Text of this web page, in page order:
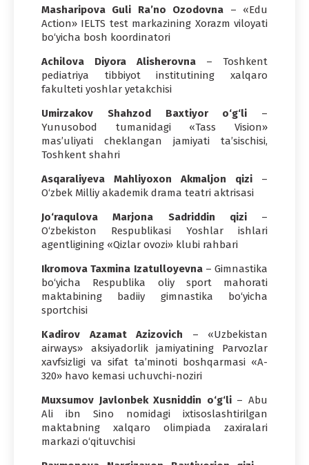
Masharipova Guli Ra’no Ozodovna – «Edu
Action» IELTS test markazining Xorazm viloyati
bo‘yicha bosh koordinatori
Achilova Diyora Alisherovna – Toshkent
pediatriya tibbiyot institutining xalqaro
fakulteti yoshlar yetakchisi
Umirzakov Shahzod Baxtiyor o‘g‘li –
Yunusobod tumanidagi «Tass Vision»
mas’uliyati cheklangan jamiyati ta’sischisi,
Toshkent shahri
Asqaraliyeva Mahliyoxon Akmaljon qizi –
O‘zbek Milliy akademik drama teatri aktrisasi
Jo‘raqulova Marjona Sadriddin qizi–
O‘zbekiston Respublikasi Yoshlar ishlari
agentligining «Qizlar ovozi» klubi rahbari
Ikromova Taxmina Izatulloyevna– Gimnastika
bo‘yicha Respublika oliy sport mahorati
maktabining badiiy gimnastika bo‘yicha
sportchisi
Kadirov Azamat Azizovich – «Uzbekistan
airways» aksiyadorlik jamiyatining Parvozlar
xavfsizligi va sifat ta’minoti boshqarmasi «A-
320» havo kemasi uchuvchi-noziri
Muxsumov Javlonbek Xusniddin o‘g‘li– Abu
Ali ibn Sino nomidagi ixtisoslashtirilgan
maktabning xalqaro olimpiada zaxiralari
markazi o‘qituvchisi